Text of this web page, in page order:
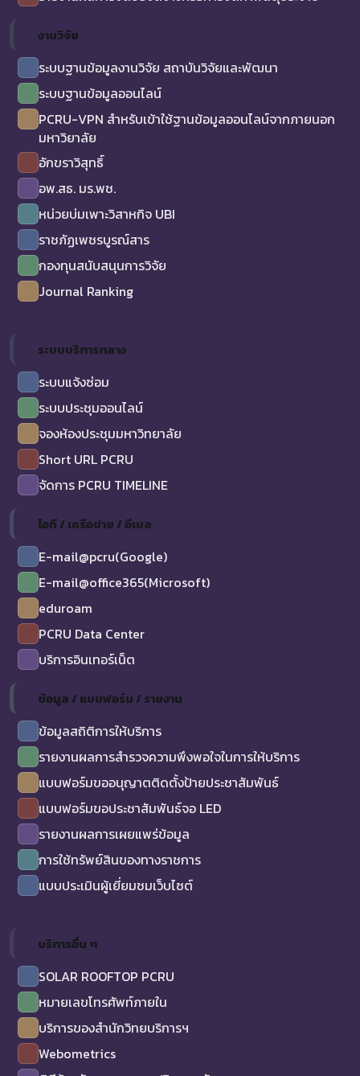
งานวิจัย
ระบบฐานข้อมูลงานวิจัย สถาบันวิจัยและพัฒนา
ระบบฐานข้อมูลออนไลน์
PCRU-VPN สำหรับเข้าใช้ฐานข้อมูลออนไลน์จากภายนอก
มหาวิยาลัย
อักขราวิสุทธิ์
อพ.สธ. มร.พช.
หน่วยบ่มเพาะวิสาหกิจ UBI
ราชภัฏเพชรบูรณ์สาร
กองทุนสนับสนุนการวิจัย
Journal Ranking
ระบบบริการกลาง
ระบบแจ้งซ่อม
ระบบประชุมออนไลน์
จองห้องประชุมมหาวิทยาลัย
Short URL PCRU
จัดการ PCRU TIMELINE
ไอที / เครือข่าย / อีเมล
E-mail@pcru(Google)
E-mail@office365(Microsoft)
eduroam
PCRU Data Center
บริการอินเทอร์เน็ต
ข้อมูล / แบบฟอร์ม / รายงาน
ข้อมูลสถิติการให้บริการ
รายงานผลการสำรวจความพึงพอใจในการให้บริการ
แบบฟอร์มขออนุญาตติดตั้งป้ายประชาสัมพันธ์
แบบฟอร์มขอประชาสัมพันธ์จอ LED
รายงานผลการเผยแพร่ข้อมูล
การใช้ทรัพย์สินของทางราชการ
แบบประเมินผู้เยี่ยมชมเว็บไซต์
บริการอื่น ๆ
SOLAR ROOFTOP PCRU
หมายเลขโทรศัพท์ภายใน
บริการของสำนักวิทยบริการฯ
Webometrics